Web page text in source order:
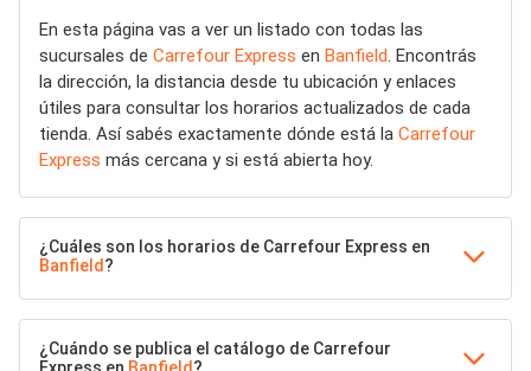
En esta página vas a ver un listado con todas las
sucursales de Carrefour Express en Banfield. Encontrás
la dirección, la distancia desde tu ubicación y enlaces
útiles para consultar los horarios actualizados de cada
tienda. Así sabés exactamente dónde está la Carrefour
Express más cercana y si está abierta hoy.
¿Cuáles son los horarios de Carrefour Express en
Banfield ?
¿Cuándo se publica el catálogo de Carrefour